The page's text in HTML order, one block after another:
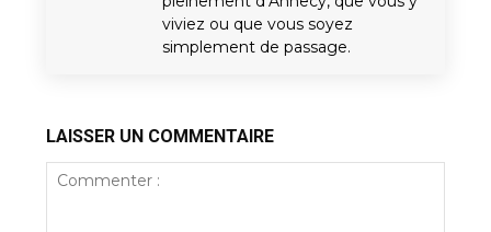
viviez ou que vous soyez
simplement de passage.
LAISSER UN COMMENTAIRE